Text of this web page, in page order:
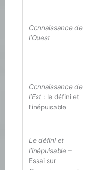
Connaissance de
l’Ouest
Connaissance de
l’Est : le défini et
l’inépuisable
Le défini et
l’inépuisable –
Essai sur